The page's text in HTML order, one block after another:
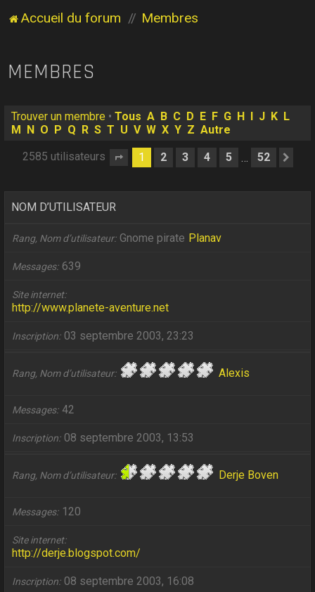
Accueil du forum Membres
MEMBRES
Trouver un membre •Tous A B C D E F G H J K L
M
N O P Q R S T U V W X Y Z Autre
2585 utilisateurs Page 1sur52
1 2 3 4 5 … 52
NOM D’UTILISATEUR
Rang, Nom d’utilisateur Gnome pirate Planav
Messages 639
Site internet
http://www.planete-aventure.net
Inscription 03 septembre 2003, 23:23
Rang, Nom d’utilisateur Alexis
Messages 42
Inscription 08 septembre 2003, 13:53
Rang, Nom d’utilisateur Derje Boven
Messages 120
Site internet
http://derje.blogspot.com/
Inscription 08 septembre 2003, 16:08